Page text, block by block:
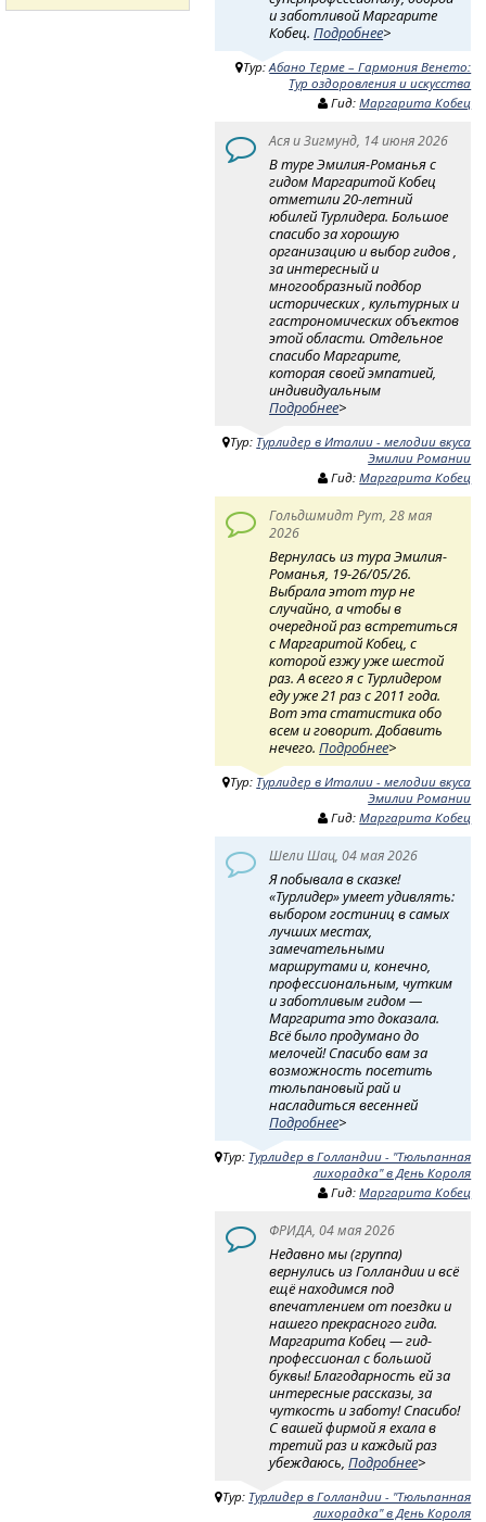
и заботливой Маргарите
Кобец.Подробнее>
Тур:Абано Терме – Гармония Венето:
Тур оздоровления и искусства
Гид:Маргарита Кобец
Ася и Зигмунд, 14 июня 2026
В туре Эмилия-Романья с
гидом Маргаритой Кобец
отметили 20-летний
юбилей Турлидера. Большое
спасибо за хорошую
организацию и выбор гидов ,
за интересный и
многообразный подбор
исторических , культурных и
гастрономических объектов
этой области. Отдельное
спасибо Маргарите,
которая своей эмпатией,
индивидуальным
Подробнее>
Тур: Турлидер в Италии - мелодии вкуса
Эмилии Романии
Гид:Маргарита Кобец
Гольдшмидт Рут, 28 мая
2026
Вернулась из тура Эмилия-
Романья, 19-26/05/26.
Выбрала этот тур не
случайно, а чтобы в
очередной раз встретиться
с Маргаритой Кобец, с
которой езжу уже шестой
раз. А всего я с Турлидером
еду уже 21 раз с 2011 года.
Вот эта статистика обо
всем и говорит. Добавить
нечего.Подробнее>
Тур: Турлидер в Италии - мелодии вкуса
Эмилии Романии
Гид:Маргарита Кобец
Шели Шац, 04 мая 2026
Я побывала в сказке!
«Турлидер» умеет удивлять:
выбором гостиниц в самых
лучших местах,
замечательными
маршрутами и, конечно,
профессиональным, чутким
и заботливым гидом —
Маргарита это доказала.
Всё было продумано до
мелочей! Спасибо вам за
возможность посетить
тюльпановый рай и
насладиться весенней
Подробнее>
Тур: Турлидер в Голландии - "Тюльпанная
лихорадка" в День Короля
Гид:Маргарита Кобец
ФРИДА, 04 мая 2026
Недавно мы (группа)
вернулись из Голландии и всё
ещё находимся под
впечатлением от поездки и
нашего прекрасного гида.
Маргарита Кобец — гид-
профессионал с большой
буквы! Благодарность ей за
интересные рассказы, за
чуткость и заботу! Спасибо!
С вашей фирмой я ехала в
третий раз и каждый раз
убеждаюсь,Подробнее>
Тур: Турлидер в Голландии - "Тюльпанная
лихорадка" в День Короля